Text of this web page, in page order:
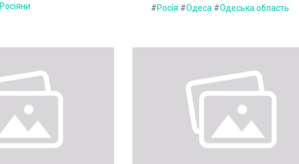
Росіяни #Росія #Одеса #Одеська область